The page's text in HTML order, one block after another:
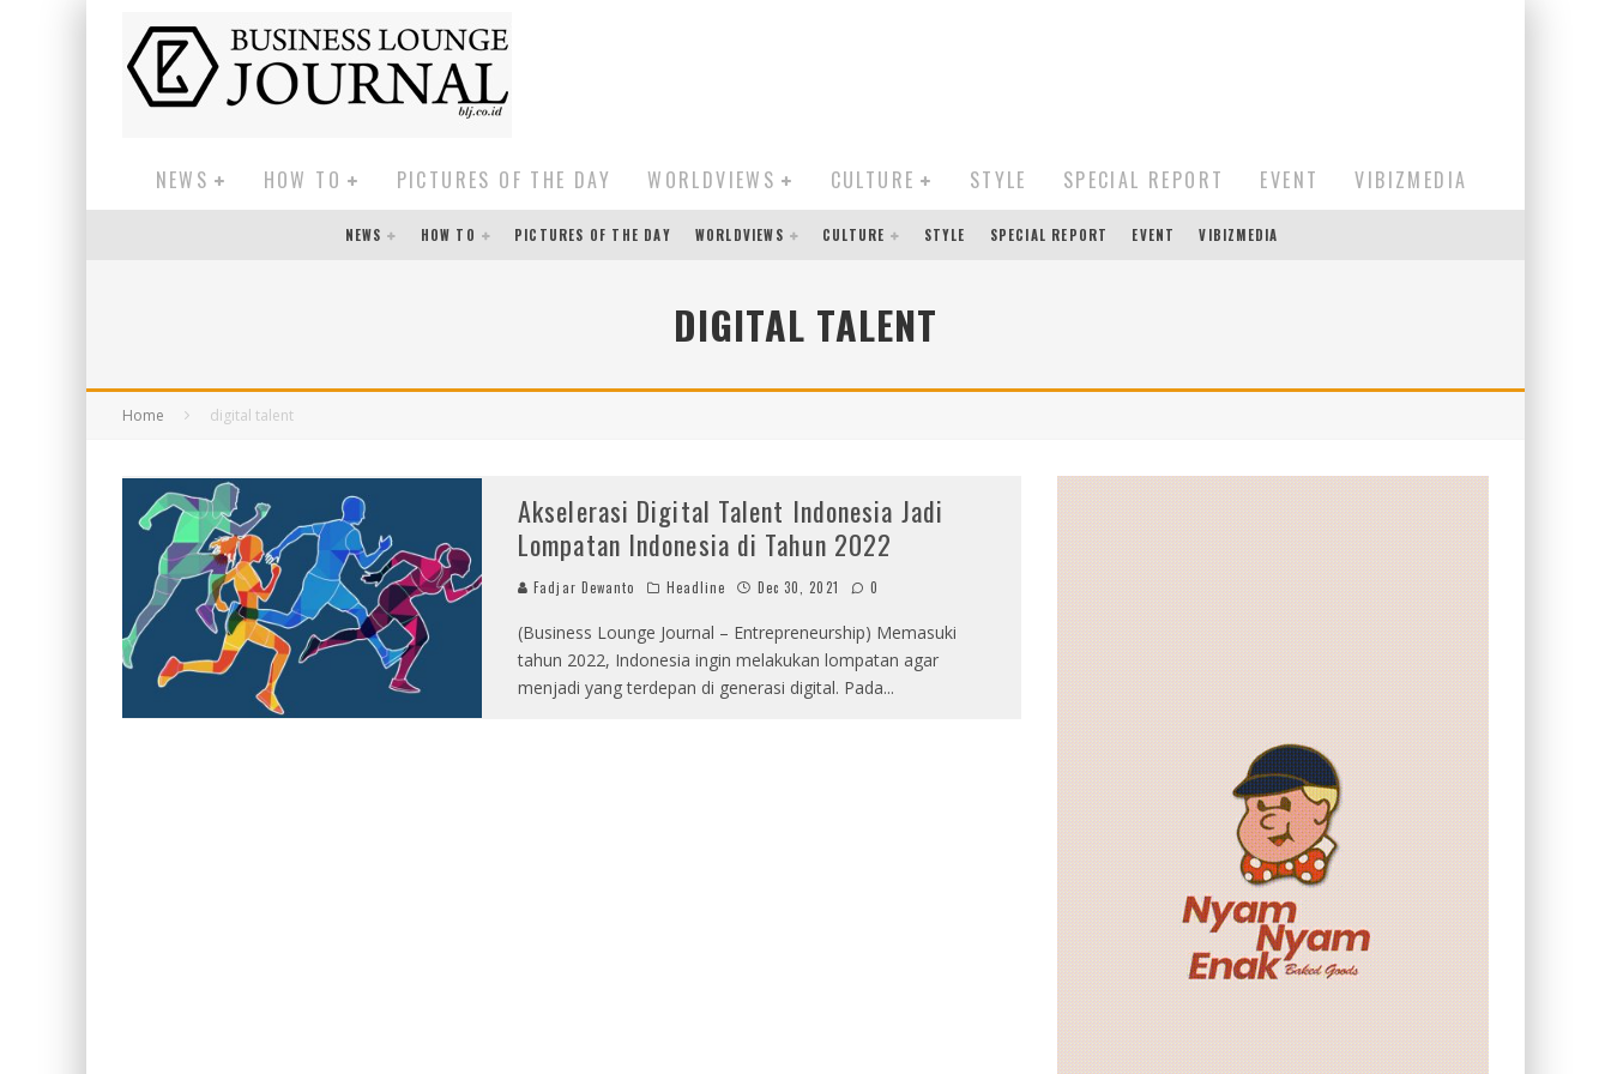
NEWS HOW TO PICTURES OF THE DAY WORLDVIEWS CULTURE STYLE SPECIAL REPORT EVENT VIBIZMEDIA
NEWS HOW TO PICTURES OF THE DAY WORLDVIEWS CULTURE STYLE SPECIAL REPORT EVENT VIBIZMEDIA
DIGITAL TALENT
Home digital talent
Akselerasi Digital Talent Indonesia Jadi
Lompatan Indonesia di Tahun 2022
Fadjar Dewanto Headline Dec 30, 2021 0
(Business Lounge Journal – Entrepreneurship) Memasuki
tahun 2022, Indonesia ingin melakukan lompatan agar
menjadi yang terdepan di generasi digital. Pada...